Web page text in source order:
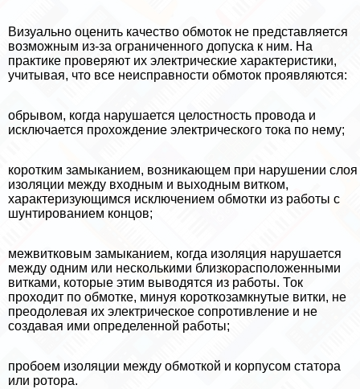
Визуально оценить качество обмоток не представляется
возможным из-за ограниченного допуска к ним. На
пpaктике проверяют их электрические хаpaктеристики,
учитывая, что все неисправности обмоток проявляются:
обрывом, когда нарушается целостность провода и
исключается прохождение электрического тока по нему;
коротким замыканием, возникающем при нарушении слоя
изоляции между входным и выходным витком,
хаpaктеризующимся исключением обмотки из работы с
шунтированием концов;
межвитковым замыканием, когда изоляция нарушается
между одним или несколькими близкорасположенными
витками, которые этим выводятся из работы. Ток
проходит по обмотке, минуя короткозамкнутые витки, не
преодолевая их электрическое сопротивление и не
создавая ими определенной работы;
пробоем изоляции между обмоткой и корпусом статора
или ротора.